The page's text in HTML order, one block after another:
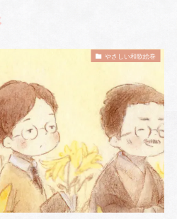
やさしい和歌絵巻